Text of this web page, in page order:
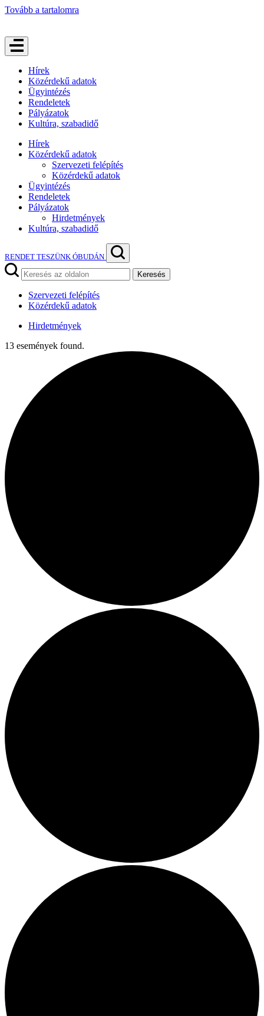
Tovább a tartalomra
Hírek
Közérdekű adatok
Ügyintézés
Rendeletek
Pályázatok
Kultúra, szabadidő
Hírek
Közérdekű adatok
Szervezeti felépítés
Közérdekű adatok
Ügyintézés
Rendeletek
Pályázatok
Hirdetmények
Kultúra, szabadidő
RENDET TESZÜNK ÓBUDÁN
Keresés
Szervezeti felépítés
Közérdekű adatok
Hirdetmények
13 események found.